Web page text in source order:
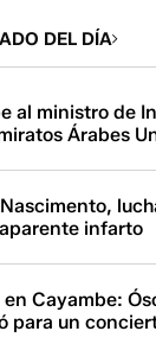
DEL DÍA
al ministro de
Árabes
infarto
Cayambe:
para un